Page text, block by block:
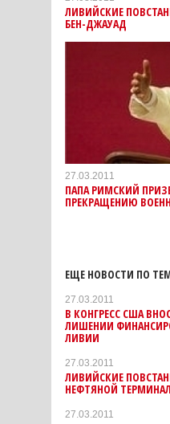
ЛИВИЙСКИЕ
БЕН-ДЖАУАД
27.03.2011
ПАПА РИМСКИЙ
ПРЕКРАЩЕНИЮ
ЕЩЕ НОВОСТИ ПО
27.03.2011
В КОНГРЕСС США
ЛИШЕНИИ
ЛИВИИ
27.03.2011
ЛИВИЙСКИЕ
НЕФТЯНОЙ
27.03.2011